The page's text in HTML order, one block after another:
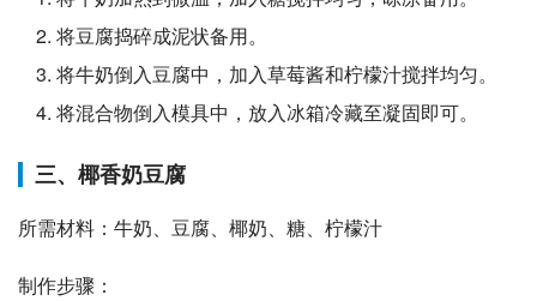
将豆腐捣碎成泥状备用。
将牛奶倒入豆腐中，加入草莓酱和柠檬汁搅拌均匀。
将混合物倒入模具中，放入冰箱冷藏至凝固即可。
三、椰香奶豆腐
所需材料：牛奶、豆腐、椰奶、糖、柠檬汁
制作步骤：